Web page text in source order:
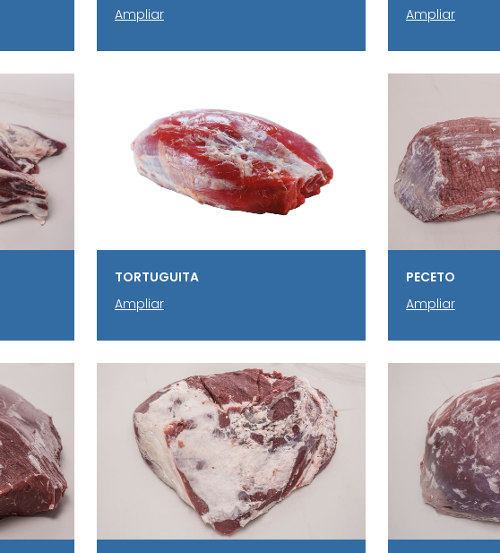
Ampliar
Ampliar
TORTUGUITA
Ampliar
PECETO
Ampliar